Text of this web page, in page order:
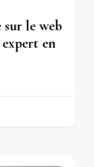
le web
expert en